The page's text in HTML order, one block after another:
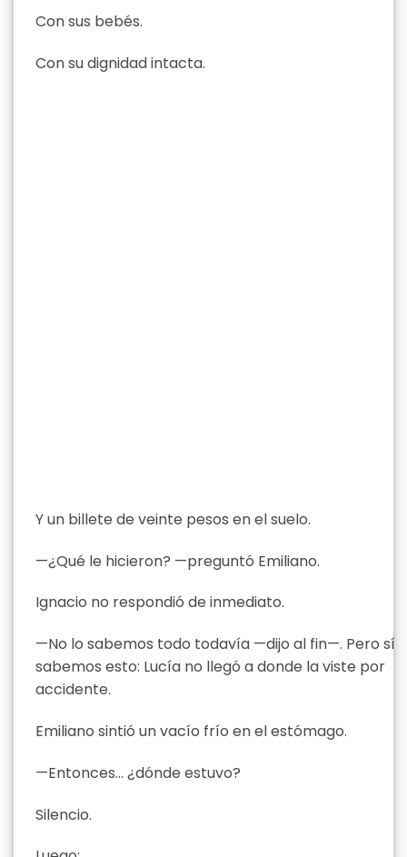
Con sus bebés.
Con su dignidad intacta.
Y un billete de veinte pesos en el suelo.
—¿Qué le hicieron? —preguntó Emiliano.
Ignacio no respondió de inmediato.
—No lo sabemos todo todavía —dijo al fin—. Pero sí
sabemos esto: Lucía no llegó a donde la viste por
accidente.
Emiliano sintió un vacío frío en el estómago.
—Entonces… ¿dónde estuvo?
Silencio.